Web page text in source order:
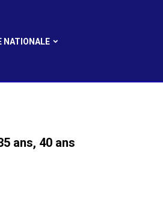
NATIONALE
ans, 40 ans